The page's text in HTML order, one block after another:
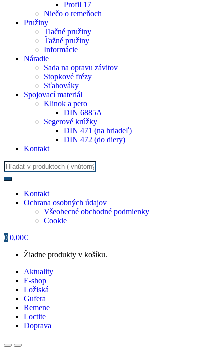
Profil 17
Niečo o remeňoch
Pružiny
Tlačné pružiny
Ťažné pružiny
Informácie
Náradie
Sada na opravu závitov
Stopkové frézy
Sťahováky
Spojovací materiál
Klinok a pero
DIN 6885A
Segerové krúžky
DIN 471 (na hriadeľ)
DIN 472 (do diery)
Kontakt
Search
for:
Kontakt
Ochrana osobných údajov
Všeobecné obchodné podmienky
Cookie
0 0,00€
Žiadne produkty v košíku.
Aktuality
E-shop
Ložiská
Gufera
Remene
Loctite
Doprava